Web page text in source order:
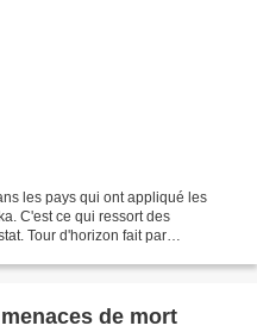
les pays qui ont appliqué les
C'est ce qui ressort des
Tour d'horizon fait par
de mort